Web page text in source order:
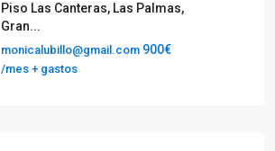
Piso Las Canteras, Las Palmas,
Gran...
monicalubillo@gmail.com 900€
/mes + gastos